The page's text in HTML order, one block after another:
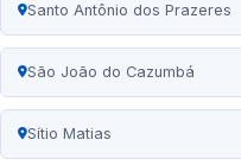
Santo Antônio dos Prazeres
São João do Cazumbá
Sítio Matias